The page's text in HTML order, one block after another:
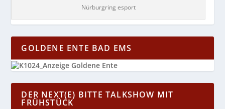
Nürburgring esport
GOLDENE ENTE BAD EMS
DER NEXT(E) BITTE TALKSHOW MIT
FRÜHSTÜCK